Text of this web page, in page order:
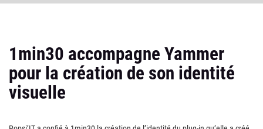
1min30 accompagne Yammer
pour la création de son identité
visuelle